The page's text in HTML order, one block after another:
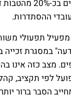
ב"בהצדעה" היו
ההסתדרות.
במסגרת זכייה
מצב כזה אינו
לפי תקציב,
הסבר ברור